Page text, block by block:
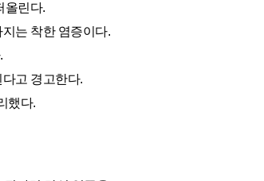
올린다.
는 착한 염증이다.
고 경고한다.
했다.